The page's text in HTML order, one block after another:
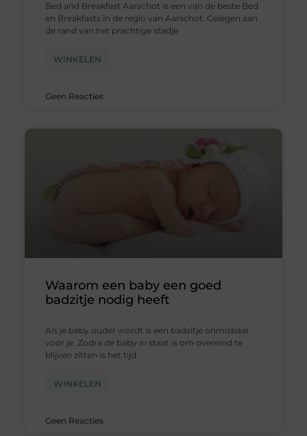
Bed and Breakfast Aarschot is een van de beste Bed
en Breakfasts in de regio van Aarschot. Gelegen aan
de rand van het prachtige stadje
WINKELEN
Geen Reacties
Waarom een baby een goed
badzitje nodig heeft
Als je baby ouder wordt is een badzitje onmisbaar
voor je. Zodra de baby in staat is om overeind te
blijven zitten is het tijd
WINKELEN
Geen Reacties